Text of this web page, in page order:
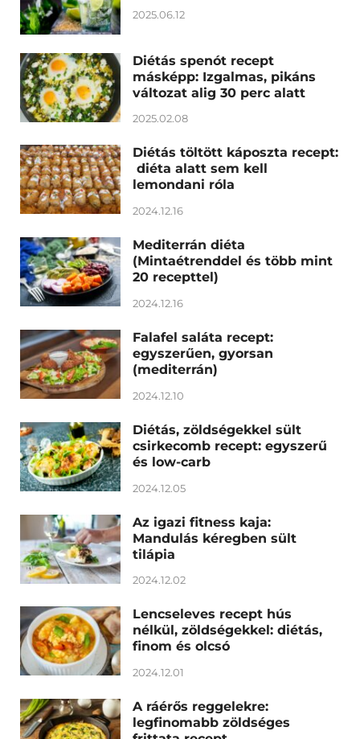
2025.06.12
Diétás spenót recept
másképp: Izgalmas, pikáns
változat alig 30 perc alatt
2025.02.08
Diétás töltött káposzta recept:
diéta alatt sem kell
lemondani róla
2024.12.16
Mediterrán diéta
(Mintaétrenddel és több mint
20 recepttel)
2024.12.16
Falafel saláta recept:
egyszerűen, gyorsan
(mediterrán)
2024.12.10
Diétás, zöldségekkel sült
csirkecomb recept: egyszerű
és low-carb
2024.12.05
Az igazi fitness kaja:
Mandulás kéregben sült
tilápia
2024.12.02
Lencseleves recept hús
nélkül, zöldségekkel: diétás,
finom és olcsó
2024.12.01
A ráérős reggelekre:
legfinomabb zöldséges